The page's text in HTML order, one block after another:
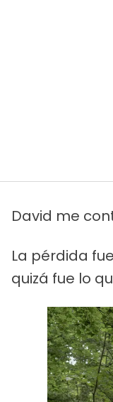
David me
La pérdida
quizá fue lo